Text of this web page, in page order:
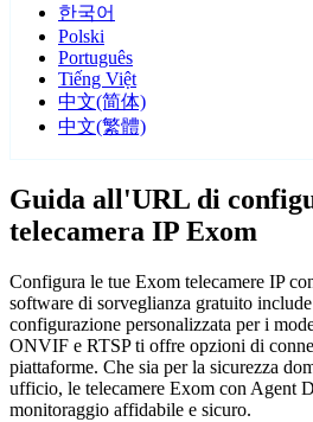
한국어
Polski
Português
Tiếng Việt
中文(简体)
中文(繁體)
Guida all'URL di
telecamera IP Exom
Configura le tue Exom telecamere IP
software di sorveglianza gratuito
configurazione personalizzata per i
ONVIF e RTSP ti offre opzioni di
piattaforme. Che sia per la sicurezza
ufficio, le telecamere Exom con Agent
monitoraggio affidabile e sicuro.